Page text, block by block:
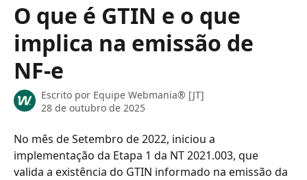
O que é GTIN e o que
implica na emissão de
NF-e
Escrito por Equipe Webmania® [JT]
28 de outubro de 2025
No mês de Setembro de 2022, iniciou a
implementação da Etapa 1 da NT 2021.003, que
valida a existência do GTIN informado na emissão da